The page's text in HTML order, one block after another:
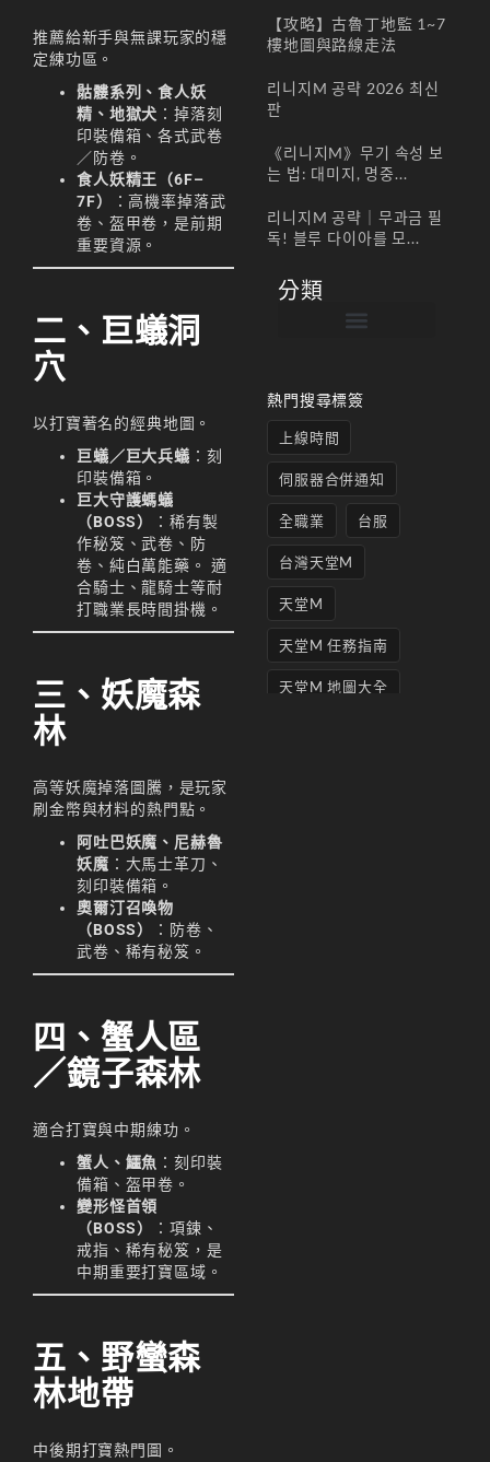
推薦給新手與無課玩家的穩
定練功區。
骷髏系列、食人妖
精、地獄犬 ：掉落刻
印裝備箱、各式武卷
／防卷。
食人妖精王（6F–
7F）
：高機率掉落武
卷、盔甲卷，是前期
重要資源。
二、巨蟻洞
穴
以打寶著名的經典地圖。
巨蟻／巨大兵蟻 ：刻
印裝備箱。
巨大守護螞蟻
（BOSS）
：稀有製
作秘笈、武卷、防
卷、純白萬能藥。 適
合騎士、龍騎士等耐
打職業長時間掛機。
三、妖魔森
林
高等妖魔掉落圖騰，是玩家
刷金幣與材料的熱門點。
阿吐巴妖魔、尼赫魯
妖魔 ：大馬士革刀、
刻印裝備箱。
奧爾汀召喚物
（BOSS）
：防卷、
武卷、稀有秘笈。
四、蟹人區
／鏡子森林
適合打寶與中期練功。
蟹人、鱷魚 ：刻印裝
備箱、盔甲卷。
變形怪首領
（BOSS）
：項鍊、
戒指、稀有秘笈，是
中期重要打寶區域。
五、野蠻森
林地帶
中後期打寶熱門圖。
【攻略】古魯丁地監 1~7
樓地圖與路線走法
리니지M 공략 2026 최신
판
《리니지M》무기 속성 보
는 법: 대미지, 명중...
리니지M 공략｜무과금 필
독! 블루 다이아를 모...
分類
熱門搜尋標簽
上線時間
伺服器合併通知
全職業 台服
台灣天堂M
天堂M
天堂M 任務指南
天堂M 地圖大全